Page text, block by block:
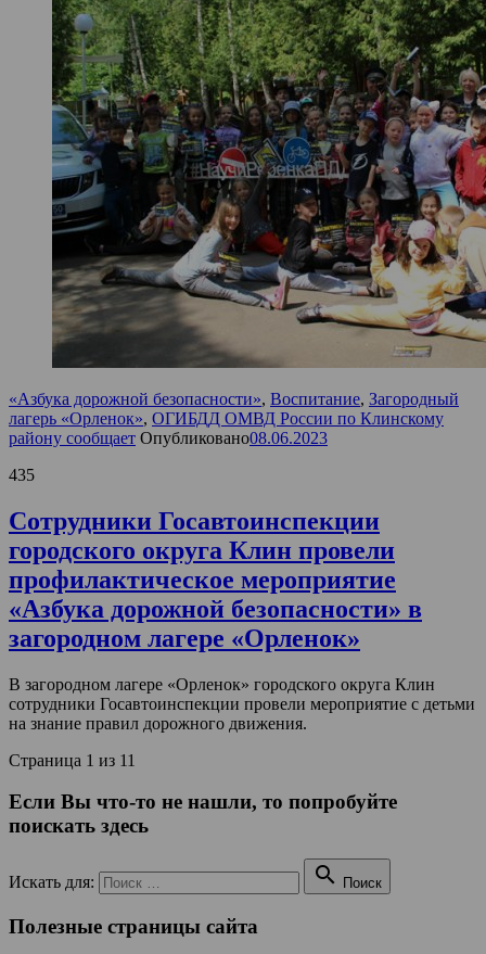
«Азбука дорожной безопасности», Воспитание, Загородный
лагерь «Орленок», ОГИБДД ОМВД России по Клинскому
району сообщает Опубликовано08.06.2023
435
Сотрудники Госавтоинспекции
городского округа Клин провели
профилактическое мероприятие
«Азбука дорожной безопасности» в
загородном лагере «Орленок»
В загородном лагере «Орленок» городского округа Клин
сотрудники Госавтоинспекции провели мероприятие с детьми
на знание правил дорожного движения.
Страница 1 из 11
Если Вы что-то не нашли, то попробуйте
поискать здесь
Искать для:  Поиск
Полезные страницы сайта